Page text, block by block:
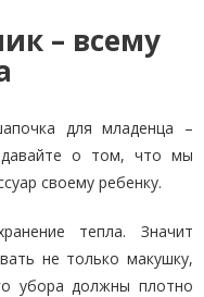
– всему
для младенца –
давайте о том, что мы
своему ребенку.
тепла. Значит
не только макушку,
убора должны плотно